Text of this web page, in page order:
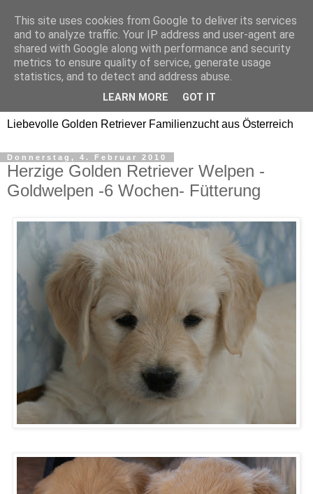
Golden Retriever Welpen
Familienzucht -
Goldwelpen
Liebevolle Golden Retriever Familienzucht aus Österreich
Donnerstag, 4. Februar 2010
Herzige Golden Retriever Welpen -
Goldwelpen -6 Wochen- Fütterung
This site uses cookies from Google to deliver its services
and to analyze traffic. Your IP address and user-agent are
shared with Google along with performance and security
metrics to ensure quality of service, generate usage
statistics, and to detect and address abuse.
LEARN MORE GOT IT